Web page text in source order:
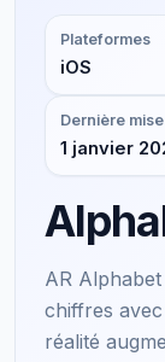
Plateformes
iOS
Dernière
1 janvier
AR
chiffres
réalité